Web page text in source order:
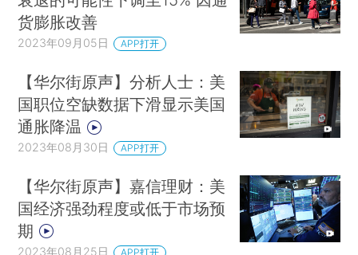
货膨胀改善
2023年09月05日 APP打开
【华尔街原声】分析人士：美
国职位空缺数据下滑显示美国
通胀降温
2023年08月30日 APP打开
【华尔街原声】嘉信理财：美
国经济强劲程度或低于市场预
期
2023年08月25日 APP打开